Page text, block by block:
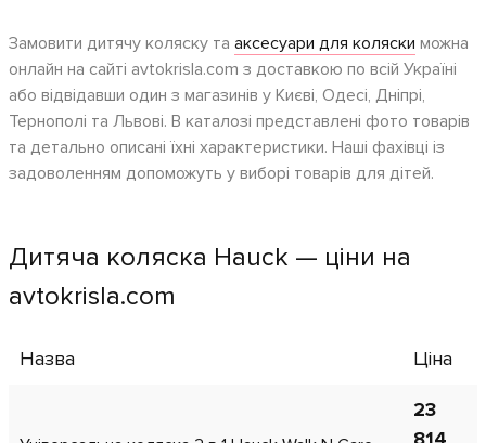
Замовити дитячу коляску та аксесуари для коляски можна
онлайн на сайті avtokrisla.com з доставкою по всій Україні
або відвідавши один з магазинів у Києві, Одесі, Дніпрі,
Тернополі та Львові. В каталозі представлені фото товарів
та детально описані їхні характеристики. Наші фахівці із
задоволенням допоможуть у виборі товарів для дітей.
Дитяча коляска Hauck — ціни на
avtokrisla.com
Назва Ціна
23